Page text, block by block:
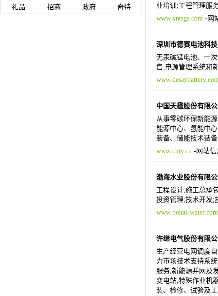
礼品
招商 政府 奇特
业培训;工程管理服
www.xntsgs.com-网
深圳市德赛电池科
无汞碱锰电池、一
售;电源管理系统和
中国天楹股份有限
从事零碳环保新能
能源中心、氢能中
装备、储能技术装
www.cnty.cn-网站信
渤海水业股份有限
工程设计;施工总承
投资管理;技术开发;
www.bohai-water.com
许继电气股份有限
生产经营电网调度
力市场技术支持系
服务,新能源并网及
变电站,特殊作业机
装、检修、试验及